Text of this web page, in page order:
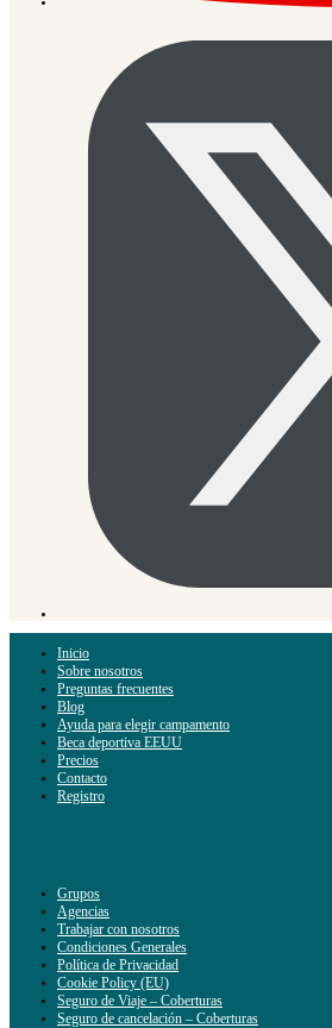
Inicio
Sobre nosotros
Preguntas frecuentes
Blog
Ayuda para elegir campamento
Beca deportiva EEUU
Precios
Contacto
Registro
Grupos
Agencias
Trabajar con nosotros
Condiciones Generales
Política de Privacidad
Cookie Policy (EU)
Seguro de Viaje – Coberturas
Seguro de cancelación – Coberturas